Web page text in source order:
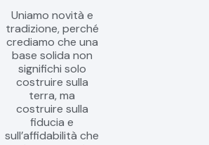
Uniamo novità e
tradizione, perché
crediamo che una
base solida non
significhi solo
costruire sulla
terra, ma
costruire sulla
fiducia e
sull’affidabilità che